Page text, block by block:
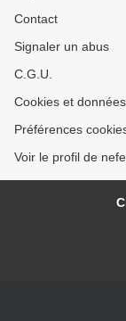
Contact
Signaler un abus
C.G.U.
Cookies et
Préférences
Voir le profil de